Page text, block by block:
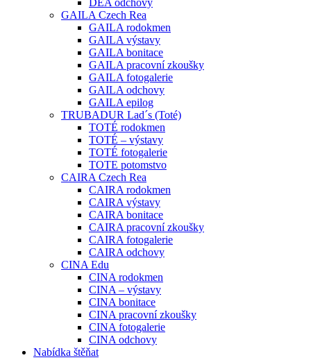
DEA odchovy
GAILA Czech Rea
GAILA rodokmen
GAILA výstavy
GAILA bonitace
GAILA pracovní zkoušky
GAILA fotogalerie
GAILA odchovy
GAILA epilog
TRUBADUR Lad´s (Toté)
TOTÉ rodokmen
TOTÉ – výstavy
TOTÉ fotogalerie
TOTE potomstvo
CAIRA Czech Rea
CAIRA rodokmen
CAIRA výstavy
CAIRA bonitace
CAIRA pracovní zkoušky
CAIRA fotogalerie
CAIRA odchovy
CINA Edu
CINA rodokmen
CINA – výstavy
CINA bonitace
CINA pracovní zkoušky
CINA fotogalerie
CINA odchovy
Nabídka štěňat